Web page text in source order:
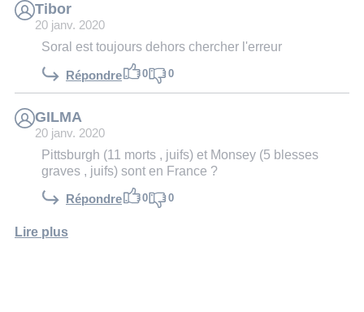
Tibor
20 janv. 2020
Soral est toujours dehors chercher l'erreur
Répondre 0 0
GILMA
20 janv. 2020
Pittsburgh (11 morts , juifs) et Monsey (5 blesses
graves , juifs) sont en France ?
Répondre 0 0
Lire plus